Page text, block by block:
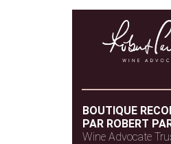
BOUTIQUE
PAR ROBERT
Wine Advocate